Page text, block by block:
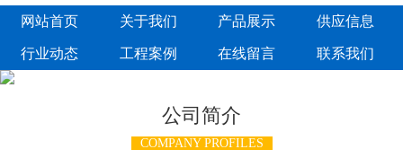
网站首页 关于我们 产品展示 供应信息
行业动态 工程案例 在线留言 联系我们
公司简介
COMPANY PROFILES